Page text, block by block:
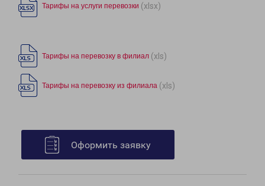
Тарифы на услуги перевозки (xlsx)
Тарифы на перевозку в филиал (xls)
Тарифы на перевозку из филиала (xls)
Оформить заявку